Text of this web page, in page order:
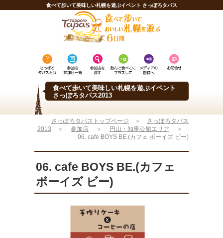
食べて歩いて美味しい札幌を遊ぶイベント さっぽろタパス
食べて歩いて美味しい札幌を遊ぶイベント
さっぽろタパス2013
さっぽろタパストップページ ＞ さっぽろタパス
2013 ＞ 参加店 ＞ 円山・知事公館エリア ＞
06. cafe BOYS BE.(カフェ ボーイズ ビー)
06. cafe BOYS BE.(カフェ
ボーイズ ビー)